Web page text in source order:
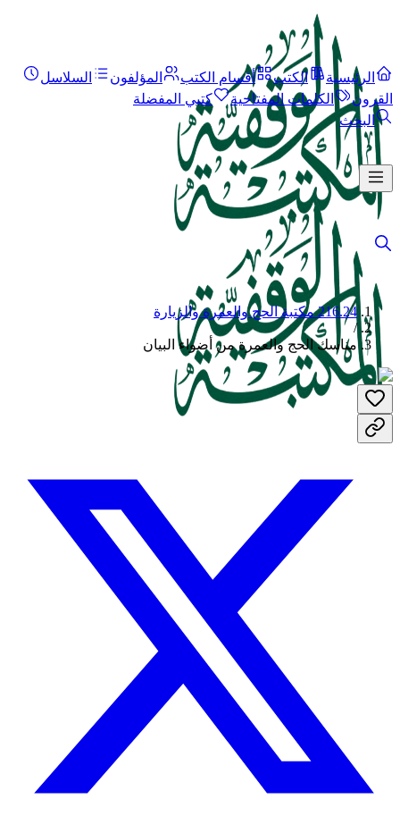
الرئيسية الكتب أقسام الكتب المؤلفون
السلاسل
القرون
الكلمات المفتاحية
كتبي المفضلة
البحث
216.24 مكتبة الحج والعمرة والزيارة
/
مناسك الحج والعمرة من أضواء البيان